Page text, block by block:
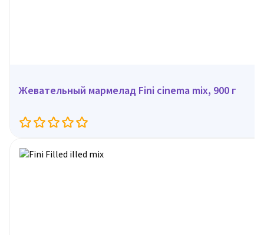
Жевательный мармелад Fini cinema mix, 900 г